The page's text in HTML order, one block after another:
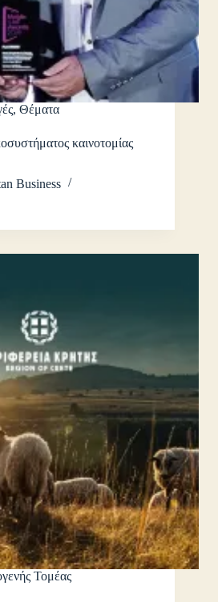
, Θέματα
καινοτομίας
Business
Τομέας